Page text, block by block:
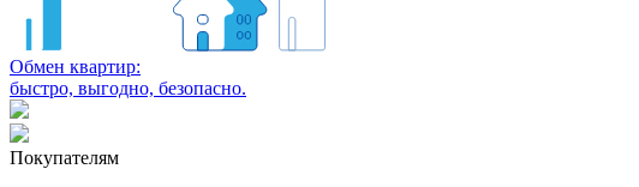
Обмен квартир:
быстро, выгодно, безопасно.
Покупателям